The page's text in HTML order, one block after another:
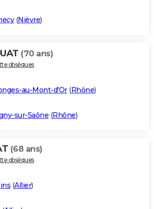
(Nièvre)
(70 ans)
obsèques
au-Mont-d'Or(Rhône)
sur-Saône (Rhône)
(68 ans)
obsèques
(Allier)